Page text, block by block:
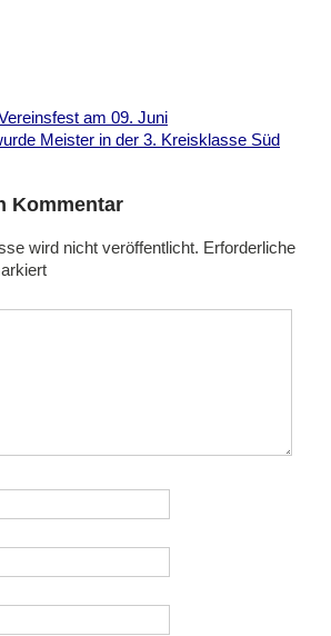
am 09. Juni
Meister in der 3. Kreisklasse Süd
Kommentar
wird nicht veröffentlicht. Erforderliche